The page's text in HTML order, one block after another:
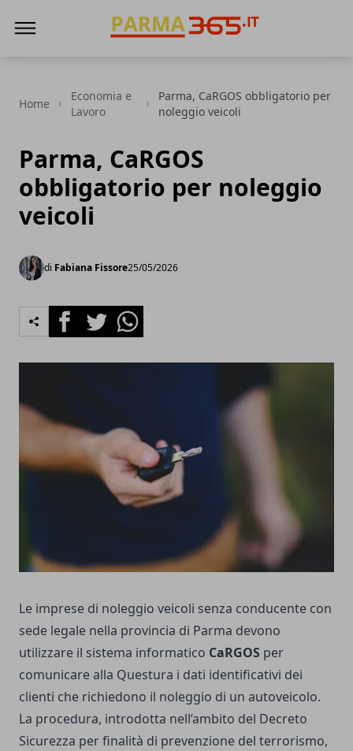
Home
Economia e
Lavoro
Parma, CaRGOS obbligatorio per
noleggio veicoli
Parma, CaRGOS
obbligatorio per noleggio
veicoli
di Fabiana Fissore25/05/2026
FacebookTwitterWhatsapp
Le imprese di noleggio veicoli senza conducente con
sede legale nella provincia di Parma devono
utilizzare il sistema informatico CaRGOS per
comunicare alla Questura i dati identificativi dei
clienti che richiedono il noleggio di un autoveicolo.
La procedura, introdotta nell’ambito del Decreto
Sicurezza per finalità di prevenzione del terrorismo,